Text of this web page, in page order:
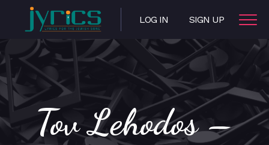
LOG IN SIGN UP
Tov Lehodos –